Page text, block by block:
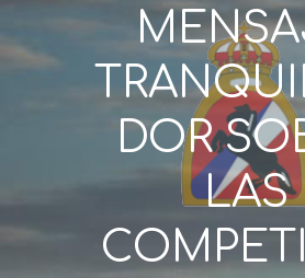
DOR
LAS